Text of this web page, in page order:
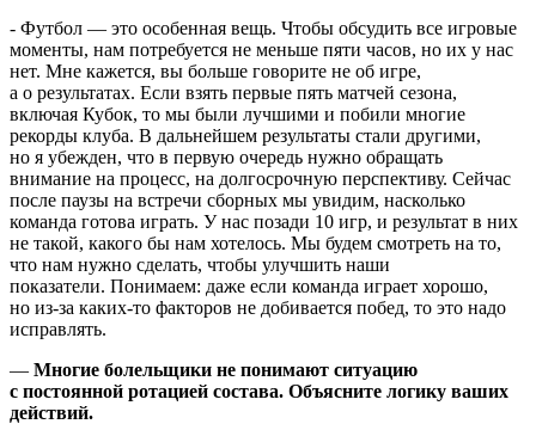
- Футбол — это особенная вещь. Чтобы обсудить все игровые
моменты, нам потребуется не меньше пяти часов, но их у нас
нет. Мне кажется, вы больше говорите не об игре,
а о результатах. Если взять первые пять матчей сезона,
включая Кубок, то мы были лучшими и побили многие
рекорды клуба. В дальнейшем результаты стали другими,
но я убежден, что в первую очередь нужно обращать
внимание на процесс, на долгосрочную перспективу. Сейчас
после паузы на встречи сборных мы увидим, насколько
команда готова играть. У нас позади 10 игр, и результат в них
не такой, какого бы нам хотелось. Мы будем смотреть на то,
что нам нужно сделать, чтобы улучшить наши
показатели. Понимаем: даже если команда играет хорошо,
но из-за каких-то факторов не добивается побед, то это надо
исправлять.
— Многие болельщики не понимают ситуацию
с постоянной ротацией состава. Объясните логику ваших
действий.